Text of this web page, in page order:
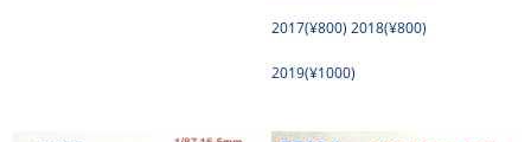
2017(¥800) 2018(¥800)
2019(¥1000)